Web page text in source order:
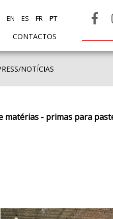
CONTACTOS
EN ES FR PT
NOTÍCIAS
matérias - primas para